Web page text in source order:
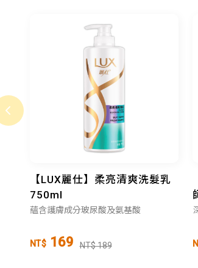
【LUX麗仕】柔亮清爽洗髮乳
750ml
蘊含護膚成分玻尿酸及氨基酸
NT$ 169 NT$ 189